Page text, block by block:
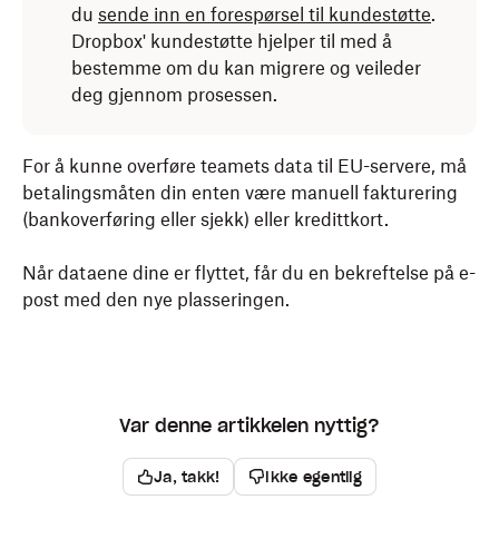
du sende inn en forespørsel til kundestøtte.
Dropbox' kundestøtte hjelper til med å
bestemme om du kan migrere og veileder
deg gjennom prosessen.
For å kunne overføre teamets data til EU-servere, må
betalingsmåten din enten være manuell fakturering
(bankoverføring eller sjekk) eller kredittkort.
Når dataene dine er flyttet, får du en bekreftelse på e-
post med den nye plasseringen.
Var denne artikkelen nyttig?
Ja, takk! Ikke egentlig